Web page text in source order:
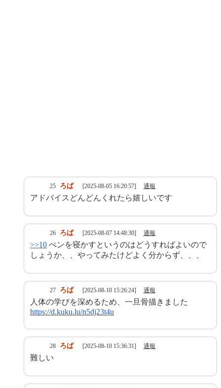
25 ろば [2025-08-05 16:20:57] 通報
アドバイスどんどんくれたら嬉しいです
26 ろば [2025-08-07 14:48:30] 通報
>>10 ぺンを寝かすというのはどうすればよいので
しょうか、、やってみたけどよく分からず、、、
27 ろば [2025-08-10 15:26:24] 通報
人体の学びを深めるため、一旦骨描きました
https://d.kuku.lu/n5dj23t4u
28 ろば [2025-08-10 15:36:31] 通報
難しい